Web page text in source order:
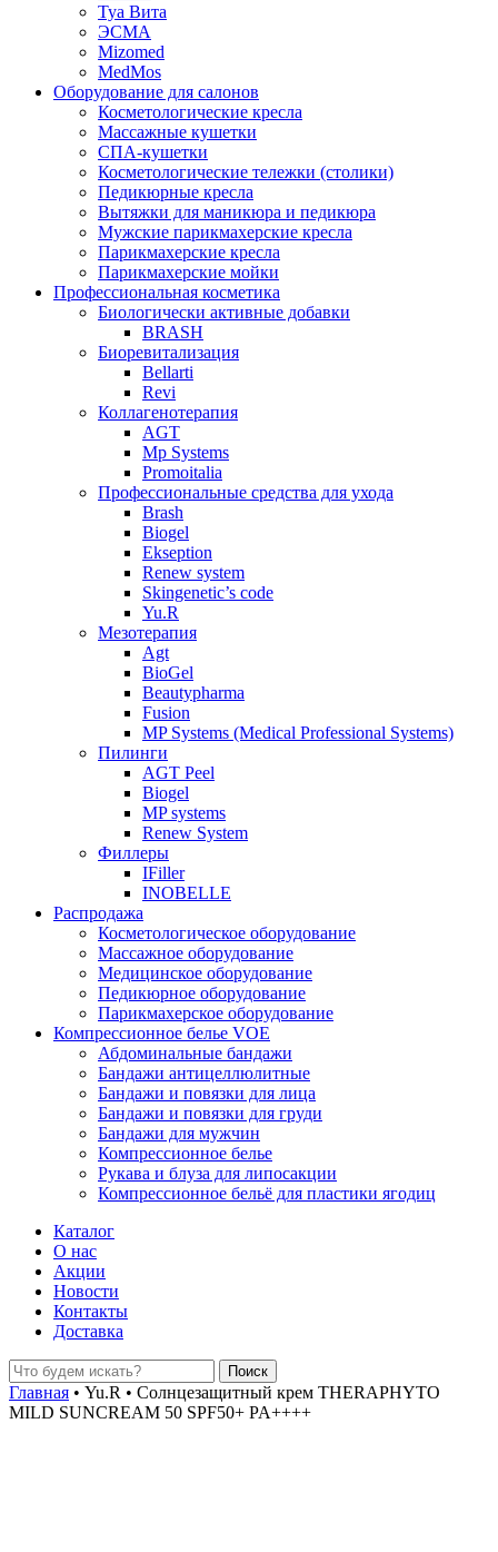
Туа Вита
ЭСМА
Mizomed
MedMos
Оборудование для салонов
Косметологические кресла
Массажные кушетки
СПА-кушетки
Косметологические тележки (столики)
Педикюрные кресла
Вытяжки для маникюра и педикюра
Мужские парикмахерские кресла
Парикмахерские кресла
Парикмахерские мойки
Профессиональная косметика
Биологически активные добавки
BRASH
Биоревитализация
Bellarti
Revi
Коллагенотерапия
AGT
Mp Systems
Promoitalia
Профессиональные средства для ухода
Brash
Biogel
Ekseption
Renew system
Skingenetic’s code
Yu.R
Мезотерапия
Agt
BioGel
Beautypharma
Fusion
MP Systems (Medical Professional Systems)
Пилинги
AGT Peel
Biogel
MP systems
Renew System
Филлеры
IFiller
INOBELLE
Распродажа
Косметологическое оборудование
Массажное оборудование
Медицинское оборудование
Педикюрное оборудование
Парикмахерское оборудование
Компрессионное белье VOE
Абдоминальные бандажи
Бандажи антицеллюлитные
Бандажи и повязки для лица
Бандажи и повязки для груди
Бандажи для мужчин
Компрессионное белье
Рукава и блуза для липосакции
Компрессионное бельё для пластики ягодиц
Каталог
О нас
Акции
Новости
Контакты
Доставка
Главная • Yu.R • Солнцезащитный крем THERAPHYTO
MILD SUNCREAM 50 SPF50+ PA++++